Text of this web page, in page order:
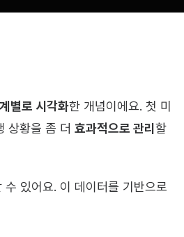
별로 시각화한 개념이에요. 첫 미
상황을 좀 더 효과적으로 관리 할